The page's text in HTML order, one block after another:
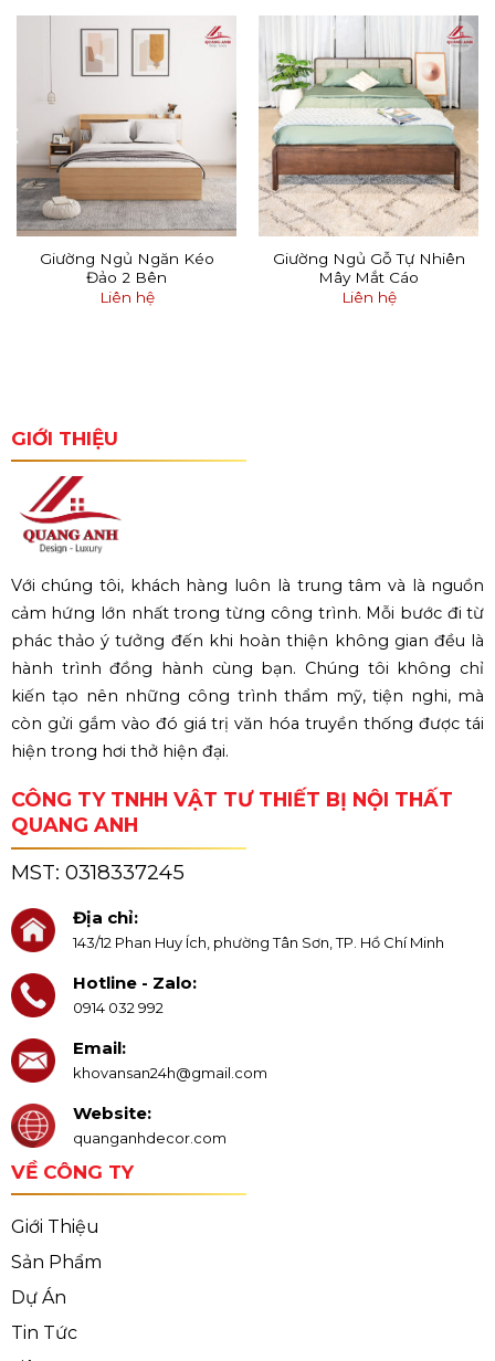
Giường Ngủ Ngăn Kéo
Đảo 2 Bên
Liên hệ
Giường Ngủ Gỗ Tự Nhiên
Mây Mắt Cáo
Liên hệ
GIỚI THIỆU
Với chúng tôi, khách hàng luôn là trung tâm và là nguồn
cảm hứng lớn nhất trong từng công trình. Mỗi bước đi từ
phác thảo ý tưởng đến khi hoàn thiện không gian đều là
hành trình đồng hành cùng bạn. Chúng tôi không chỉ
kiến tạo nên những công trình thẩm mỹ, tiện nghi, mà
còn gửi gắm vào đó giá trị văn hóa truyền thống được tái
hiện trong hơi thở hiện đại.
CÔNG TY TNHH VẬT TƯ THIẾT BỊ NỘI THẤT
QUANG ANH
MST: 0318337245
Địa chỉ:
143/12 Phan Huy Ích, phường Tân Sơn, TP. Hồ Chí Minh
Hotline - Zalo:
0914 032 992
Email:
khovansan24h@gmail.com
Website:
quanganhdecor.com
VỀ CÔNG TY
Giới Thiệu
Sản Phẩm
Dự Án
Tin Tức